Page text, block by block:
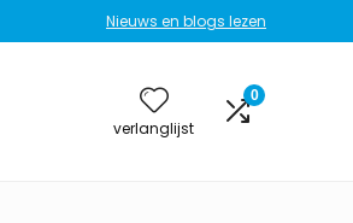
Nieuws en blogs lezen
verlanglijst
0